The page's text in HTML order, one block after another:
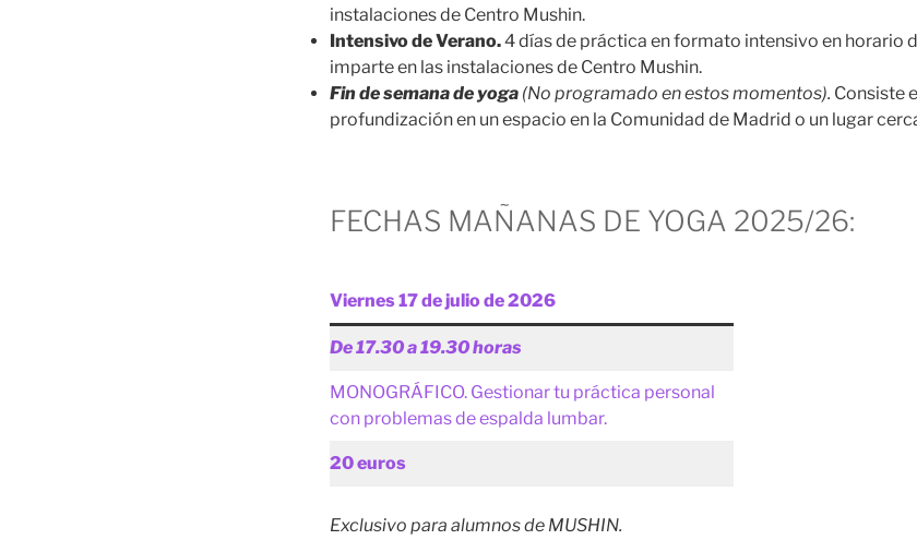
instalaciones de Centro Mushin.
Intensivo de Verano.4 días de práctica en formato intensivo en horario
imparte en las instalaciones de Centro Mushin.
Fin de semana de yoga (No programado en estos momentos). Consiste
profundización en un espacio en la Comunidad de Madrid o un lugar
FECHAS MAÑANAS DE YOGA 2025/26:
Viernes 17 de julio de 2026
De 17.30 a 19.30 horas
MONOGRÁFICO. Gestionar tu práctica personal
con problemas de espalda lumbar.
20 euros
Exclusivo para alumnos de MUSHIN.